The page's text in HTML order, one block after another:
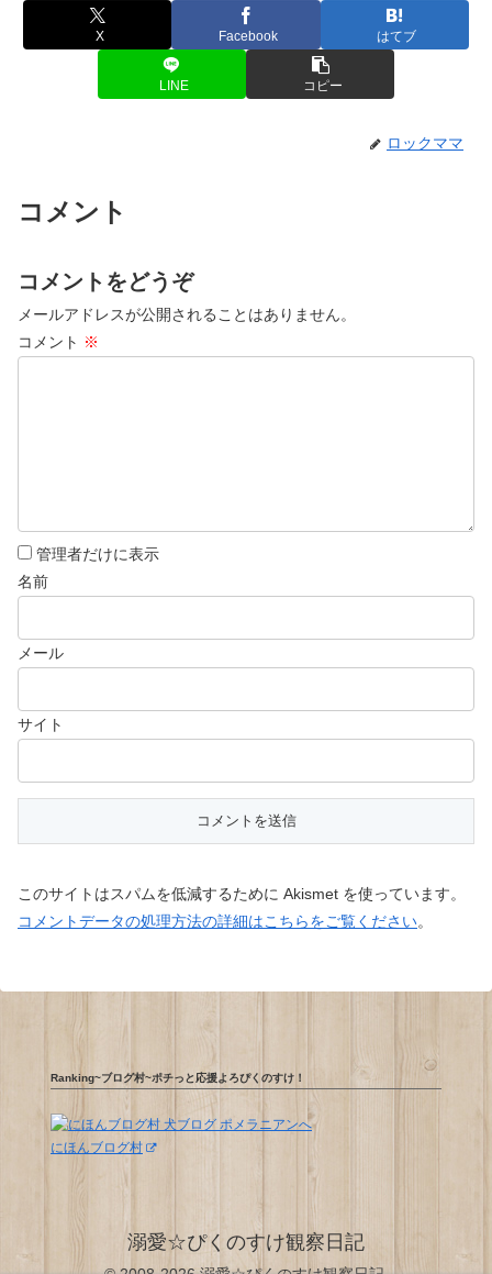
X Facebook はてブ
LINE コピー
ロックママ
コメント
コメントをどうぞ
メールアドレスが公開されることはありません。
コメント ※
管理者だけに表示
名前
メール
サイト
このサイトはスパムを低減するために Akismet を使っています。
コメントデータの処理方法の詳細はこちらをご覧ください。
Ranking~ブログ村~ポチっと応援よろぴくのすけ！
にほんブログ村
溺愛☆ぴくのすけ観察日記